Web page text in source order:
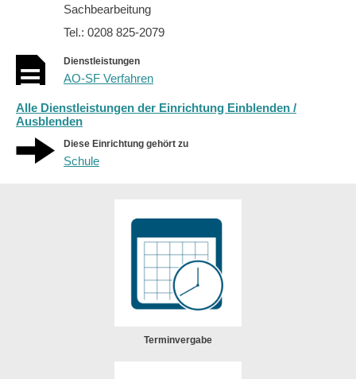
Sachbearbeitung
Tel.: 0208 825-2079
Dienstleistungen
AO-SF Verfahren
Alle Dienstleistungen der Einrichtung Einblenden /
Ausblenden
Diese Einrichtung gehört zu
Schule
Terminvergabe